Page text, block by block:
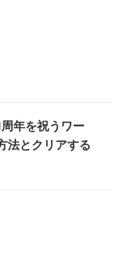
年を祝うワー
法とクリアする